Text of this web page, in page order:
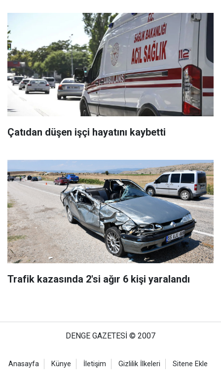
Çatıdan düşen işçi hayatını kaybetti
Trafik kazasında 2'si ağır 6 kişi yaralandı
DENGE GAZETESİ © 2007
Anasayfa Künye İletişim Gizlilik İlkeleri Sitene Ekle